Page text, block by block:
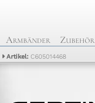
Armbänder Zubehör
Artikel: C605014468